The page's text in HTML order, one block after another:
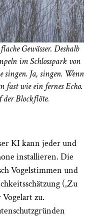
Gewässer. Deshalb
im Schlosspark von
Ja, singen. Wenn
wie ein fernes Echo.
der Blockflöte.
KI kann jeder und
installieren. Die
Vogelstimmen und
(„Zu
zu.